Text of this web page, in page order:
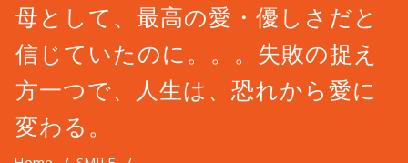
母として、最高の愛・優しさだと
信じていたのに。。。失敗の捉え
方一つで、人生は、恐れから愛に
変わる。